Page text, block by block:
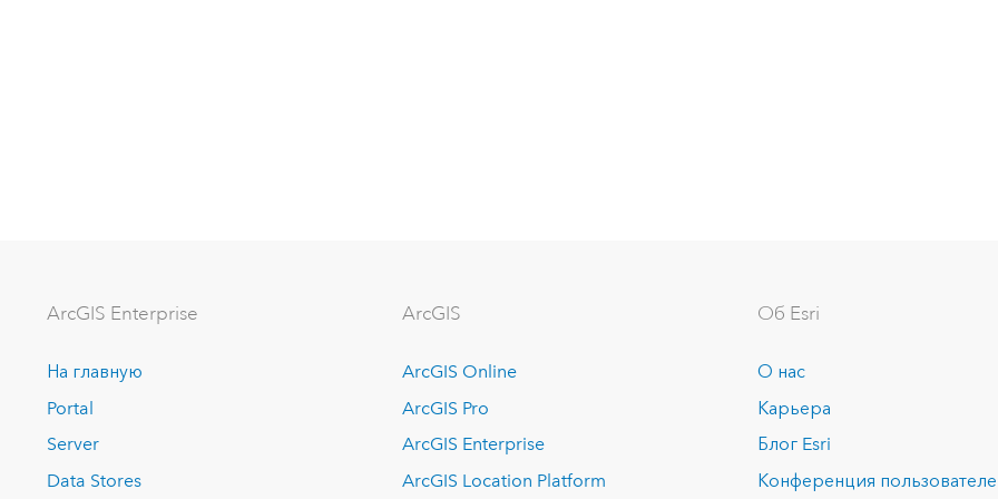
ArcGIS Enterprise
На главную
Portal
Server
Data Stores
ArcGIS
ArcGIS Online
ArcGIS Pro
ArcGIS Enterprise
ArcGIS Location Platform
Об Esri
О нас
Карьера
Блог Esri
Конференция